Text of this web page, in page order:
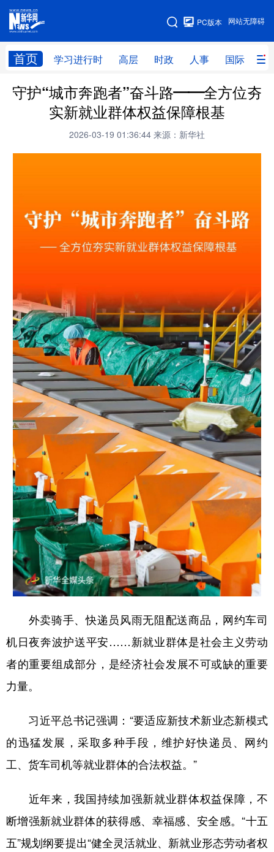
网站无障碍
PC版本
首页 学习进行时 高层 时政 人事 国际 财
网站地图
学习进行时 高层 时政 人事
财经 网评
访谈 视频 图片 政务
法律 中央文件 金融 汽车
学术中国 乡村振兴 银龄 溯源中国
城市 旅游 能源 会展
彩票 娱乐 时尚 悦读
公益 一带一路 亚太网 上市公司
文化产业
地方频道
北京 河北 山西
辽宁 吉林 江苏
浙江 安徽 福建
山东 河南 湖北 湖南
广东 广西 重庆
陕西 甘肃 青海 宁夏
English Español Français عربى
守护“城市奔跑者”奋斗路——全方位夯
实新就业群体权益保障根基
2026-03-19 01:36:44 来源：新华社
外卖骑手、快递员风雨无阻配送商品，网约车司
机日夜奔波护送平安……新就业群体是社会主义劳动
者的重要组成部分，是经济社会发展不可或缺的重要
力量。
习近平总书记强调：“要适应新技术新业态新模式
的迅猛发展，采取多种手段，维护好快递员、网约
工、货车司机等就业群体的合法权益。”
近年来，我国持续加强新就业群体权益保障，不
断增强新就业群体的获得感、幸福感、安全感。“十五
五”规划纲要提出“健全灵活就业、新就业形态劳动者权